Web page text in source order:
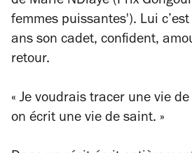
femmes puissantes'). Lui
ans son cadet, confident,
retour.
« Je voudrais tracer une vie
on écrit une vie de saint. »